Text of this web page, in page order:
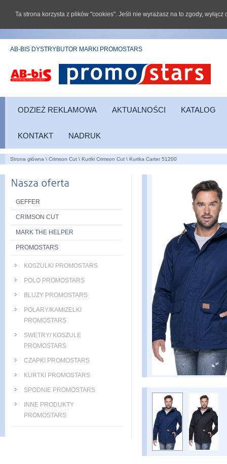
AB-BIS DYSTRYBUTOR MARKI PROMOSTARS
ODZIEŻ REKLAMOWA AKTUALNOŚCI KATALOG
KONTAKT NADRUK
Strona główna \ Crimson Cut \ Kurtki Crimson Cut \ Kurtka Carter 51200
GEFFER
CRIMSON CUT
MARK THE HELPER
PROMOSTARS
KOSZULKI PROMOSTARS
POLO PROMOSTARS
BLUZY PROMOSTARS
POLARY/KAMIZELKI
PROMOSTARS
SWETRY/ KOSZULE
PROMOSTARS
CZAPKI PROMOSTARS
KURTKI PROMOSTARS
SPODNIE PROMOSTARS
INNE PRODUKTY
PROMOSTARS
Ta strona korzysta z plików "cookies". Jeśli nie wyrażasz na to zgody,